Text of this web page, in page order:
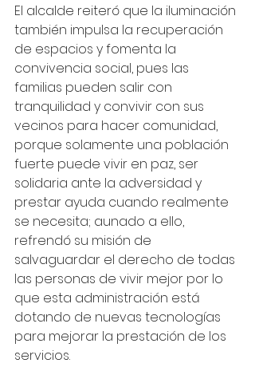
El alcalde reiteró que la iluminación
también impulsa la recuperación
de espacios y fomenta la
convivencia social, pues las
familias pueden salir con
tranquilidad y convivir con sus
vecinos para hacer comunidad,
porque solamente una población
fuerte puede vivir en paz, ser
solidaria ante la adversidad y
prestar ayuda cuando realmente
se necesita; aunado a ello,
refrendó su misión de
salvaguardar el derecho de todas
las personas de vivir mejor por lo
que esta administración está
dotando de nuevas tecnologías
para mejorar la prestación de los
servicios.